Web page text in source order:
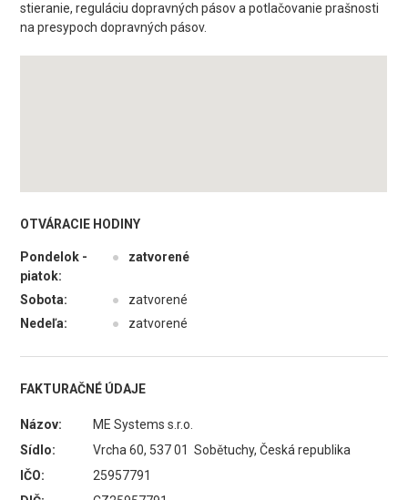
stieranie, reguláciu dopravných pásov a potlačovanie prašnosti
na presypoch dopravných pásov.
OTVÁRACIE HODINY
Pondelok -
piatok:
● zatvorené
Sobota: ●
zatvorené
Nedeľa:
● zatvorené
FAKTURAČNÉ ÚDAJE
Názov:
ME Systems s.r.o.
Sídlo:
Vrcha 60, 537 01 Sobětuchy, Česká republika
IČO:
25957791